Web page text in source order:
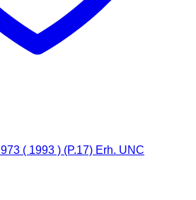
( 1993 ) (P.17) Erh. UNC